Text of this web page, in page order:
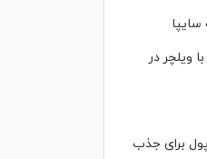
ویلچر در
برای جذب